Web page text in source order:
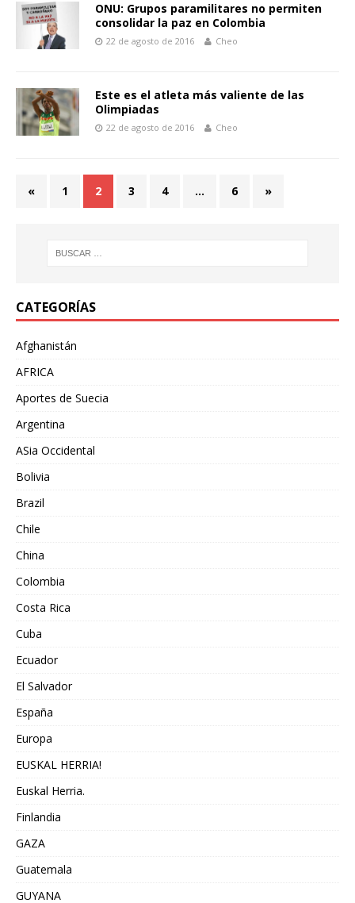
ONU: Grupos paramilitares no permiten
consolidar la paz en Colombia
22 de agosto de 2016 Cheo
Este es el atleta más valiente de las
Olimpiadas
22 de agosto de 2016 Cheo
« 1 2 3 4 … 6 »
CATEGORÍAS
Afghanistán
AFRICA
Aportes de Suecia
Argentina
ASia Occidental
Bolivia
Brazil
Chile
China
Colombia
Costa Rica
Cuba
Ecuador
El Salvador
España
Europa
EUSKAL HERRIA!
Euskal Herria.
Finlandia
GAZA
Guatemala
GUYANA